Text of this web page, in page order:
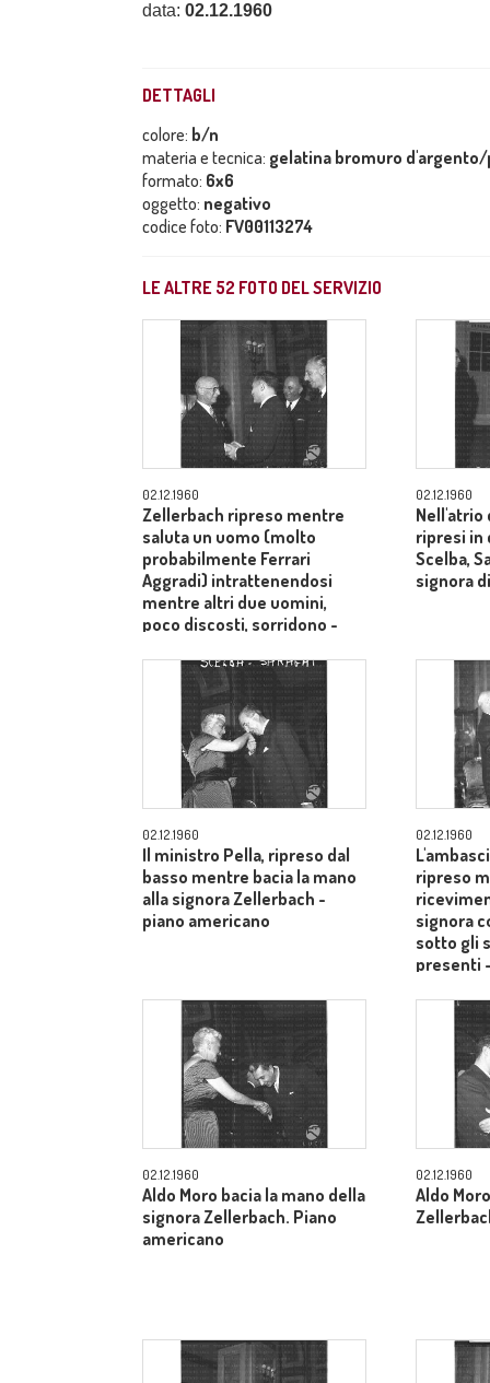
data: 02.12.1960
DETTAGLI
colore: b/n
materia e tecnica: gelatina bromuro
formato: 6x6
oggetto: negativo
codice foto: FV00113274
LE ALTRE 52 FOTO DEL SERVIZIO
02.12.1960
Zellerbach ripreso mentre
saluta un uomo (molto
probabilmente Ferrari
Aggradi) intrattenendosi
mentre altri due uomini,
poco discosti, sorridono -
02.12.1960
Nell'atrio
ripresi in
Scelba,
signora
02.12.1960
Il ministro Pella, ripreso dal
basso mentre bacia la mano
alla signora Zellerbach -
piano americano
02.12.1960
ripreso
signora
sotto gli
presenti
02.12.1960
Aldo Moro bacia la mano della
signora Zellerbach. Piano
americano
02.12.1960
Aldo